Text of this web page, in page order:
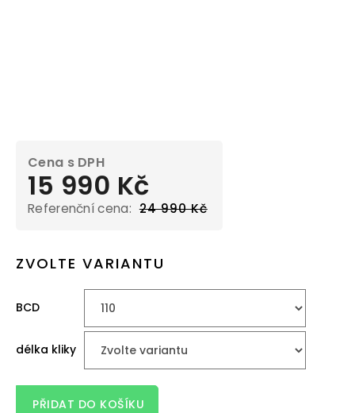
24 990 Kč
15 990 Kč
ZVOLTE VARIANTU
BCD
délka kliky
PŘIDAT DO KOŠÍKU